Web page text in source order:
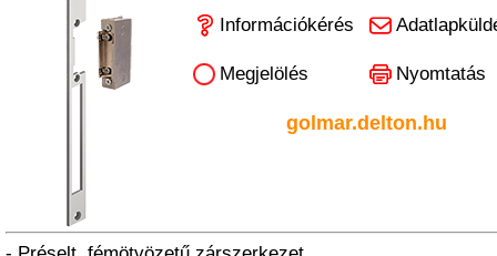
Információkérés
Megjelölés Nyomtatás
golmar.delton.hu